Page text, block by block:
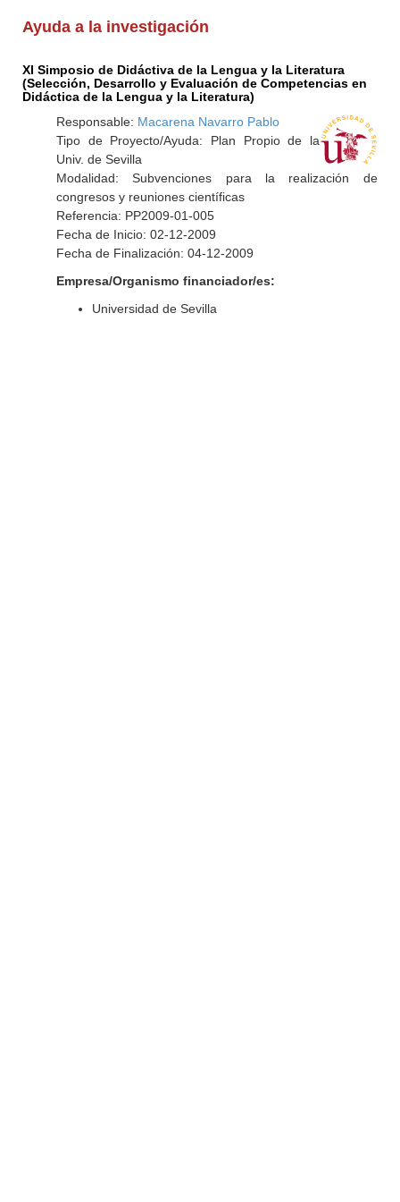
Ayuda a la investigación
XI Simposio de Didáctiva de la Lengua y la Literatura
(Selección, Desarrollo y Evaluación de Competencias en
Didáctica de la Lengua y la Literatura)
Responsable: Macarena Navarro Pablo
Tipo de Proyecto/Ayuda: Plan Propio de la
Univ. de Sevilla
Modalidad: Subvenciones para la realización de
congresos y reuniones científicas
Referencia: PP2009-01-005
Fecha de Inicio: 02-12-2009
Fecha de Finalización: 04-12-2009
Empresa/Organismo financiador/es:
Universidad de Sevilla